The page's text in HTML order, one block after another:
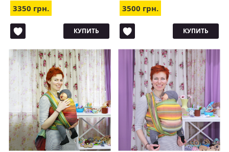
3350 грн.
КУПИТЬ
3500 грн.
КУПИТЬ